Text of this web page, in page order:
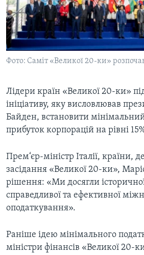
СУСПІЛЬСТВО
ЕКОНОМІКА
ІСТОРІЇ УСПІХУ УКРАЇНЦІВ
ТЕЛЕПРОГРАМИ
ЧАС-TIME
БРИФІНГ ГОЛОСУ АМЕРИКИ
ВІКНО В АМЕРИКУ
ПРАЙМ-ТАЙМ
ПОГЛЯД З ВАШИНГТОНА
ENGLISH
Learning English
МИ В СОЦМЕРЕЖАХ
Фото: Саміт «Великої 20-ки»
Лідери країн «Великої 20-ки»
ініціативу, яку висловлював
Байден, встановити
прибуток корпорацій на рівні
Прем‘єр-міністр Італії, країни,
засідання «Великої 20-ки»,
рішення: «Ми досягли
справедливої та ефективної
оподаткування».
Раніше ідею мінімального
міністри фінансів «Великої 20-